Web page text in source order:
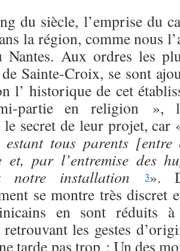
du siècle, l’emprise du
la région, comme nous
Nantes. Aux ordres les
Sainte-Croix, se sont
l’ historique de cet
partie en religion »,
le secret de leur projet,
estant tous parents
et, par l’entremise des
notre installation
3».
se montre très discret
en sont réduits
les gestes
tarde pas trop : Un des